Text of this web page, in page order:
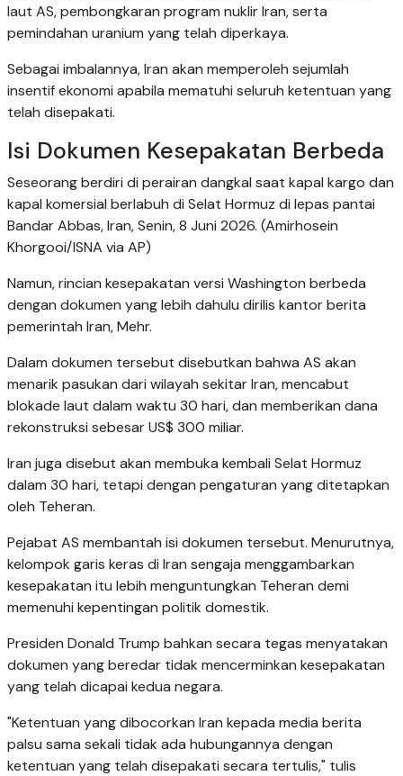
laut AS, pembongkaran program nuklir Iran, serta
pemindahan uranium yang telah diperkaya.
Sebagai imbalannya, Iran akan memperoleh sejumlah
insentif ekonomi apabila mematuhi seluruh ketentuan yang
telah disepakati.
Isi Dokumen Kesepakatan Berbeda
Seseorang berdiri di perairan dangkal saat kapal kargo dan
kapal komersial berlabuh di Selat Hormuz di lepas pantai
Bandar Abbas, Iran, Senin, 8 Juni 2026. (Amirhosein
Khorgooi/ISNA via AP)
Namun, rincian kesepakatan versi Washington berbeda
dengan dokumen yang lebih dahulu dirilis kantor berita
pemerintah Iran, Mehr.
Dalam dokumen tersebut disebutkan bahwa AS akan
menarik pasukan dari wilayah sekitar Iran, mencabut
blokade laut dalam waktu 30 hari, dan memberikan dana
rekonstruksi sebesar US$ 300 miliar.
Iran juga disebut akan membuka kembali Selat Hormuz
dalam 30 hari, tetapi dengan pengaturan yang ditetapkan
oleh Teheran.
Pejabat AS membantah isi dokumen tersebut. Menurutnya,
kelompok garis keras di Iran sengaja menggambarkan
kesepakatan itu lebih menguntungkan Teheran demi
memenuhi kepentingan politik domestik.
Presiden Donald Trump bahkan secara tegas menyatakan
dokumen yang beredar tidak mencerminkan kesepakatan
yang telah dicapai kedua negara.
"Ketentuan yang dibocorkan Iran kepada media berita
palsu sama sekali tidak ada hubungannya dengan
ketentuan yang telah disepakati secara tertulis," tulis